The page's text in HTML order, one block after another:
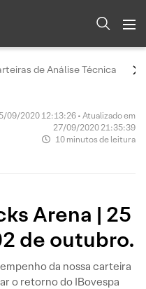
de Análise Técnica
09/2020 12:13:26 • Atualizado em
27/09/2020 21:35:39
10 minutos de leitura
Arena | 25
de outubro.
da nossa carteira
o retorno do IBovespa